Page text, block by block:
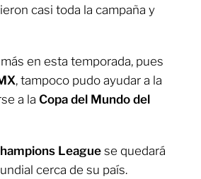
casi toda la campaña y
en esta temporada, pues
, tampoco pudo ayudar a la
a la Copa del Mundo del
League se quedará
cerca de su país.